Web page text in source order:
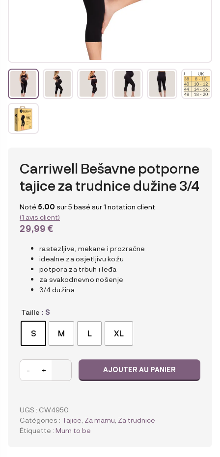
Carriwell Bešavne potporne
tajice za trudnice dužine 3/4
Noté 5.00 sur 5 basé sur1 notation client
(1 avis client)
29,99 €
rastezljive, mekane i prozračne
idealne za osjetljivu kožu
potpora za trbuh i leđa
za svakodnevno nošenje
3/4 dužina
Taille : S
S M L XL
quantité
de
potporne
tajice
za
trudnice
- + AJOUTER AU PANIER
UGS : CW4950
Catégories : Tajice Za mamu Za trudnice
Étiquette : Mum to be